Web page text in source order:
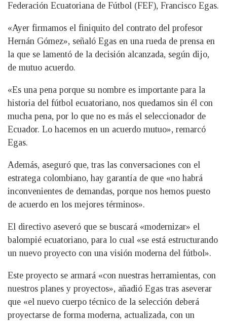
Federación Ecuatoriana de Fútbol (FEF), Francisco Egas.
«Ayer firmamos el finiquito del contrato del profesor
Hernán Gómez», señaló Egas en una rueda de prensa en
la que se lamentó de la decisión alcanzada, según dijo,
de mutuo acuerdo.
«Es una pena porque su nombre es importante para la
historia del fútbol ecuatoriano, nos quedamos sin él con
mucha pena, por lo que no es más el seleccionador de
Ecuador. Lo hacemos en un acuerdo mutuo», remarcó
Egas.
Además, aseguró que, tras las conversaciones con el
estratega colombiano, hay garantía de que «no habrá
inconvenientes de demandas, porque nos hemos puesto
de acuerdo en los mejores términos».
El directivo aseveró que se buscará «modernizar» el
balompié ecuatoriano, para lo cual «se está estructurando
un nuevo proyecto con una visión moderna del fútbol».
Este proyecto se armará «con nuestras herramientas, con
nuestros planes y proyectos», añadió Egas tras aseverar
que «el nuevo cuerpo técnico de la selección deberá
proyectarse de forma moderna, actualizada, con un